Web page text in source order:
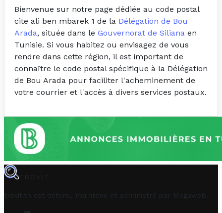
Bienvenue sur notre page dédiée au code postal
cite ali ben mbarek 1 de la Délégation de Bou
Arada, située dans le Gouvernorat de Siliana en
Tunisie. Si vous habitez ou envisagez de vous
rendre dans cette région, il est important de
connaître le code postal spécifique à la Délégation
de Bou Arada pour faciliter l'acheminement de
votre courrier et l'accès à divers services postaux.
TROVIT
trovit.tn est détenu, maintenu et administré par Megaweb